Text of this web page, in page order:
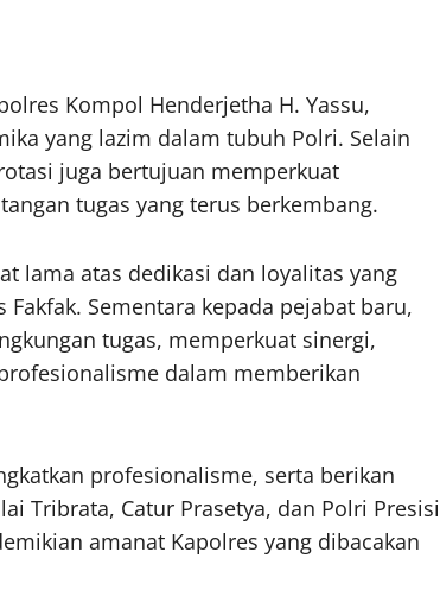
Kompol Henderjetha H. Yassu,
yang lazim dalam tubuh Polri. Selain
juga bertujuan memperkuat
tugas yang terus berkembang.
lama atas dedikasi dan loyalitas yang
Sementara kepada pejabat baru,
tugas, memperkuat sinergi,
dalam memberikan
profesionalisme, serta berikan
Tribrata, Catur Prasetya, dan Polri Presisi
amanat Kapolres yang dibacakan